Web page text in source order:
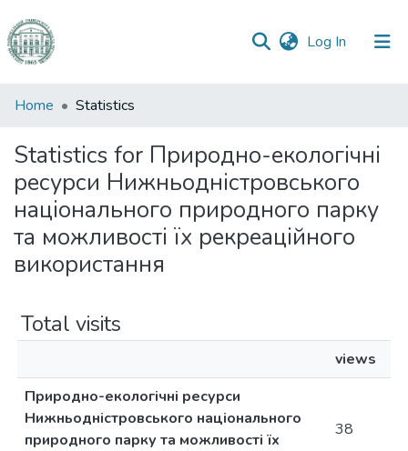
Log In (current)
Communities
Collections
All of DSpace
Home Statistics
Statistics for Природно-екологічні
ресурси Нижньодністровського
національного природного парку
та можливості їх рекреаційного
використання
Total visits
views
Природно-екологічні ресурси
Нижньодністровського національного
природного парку та можливості їх
38